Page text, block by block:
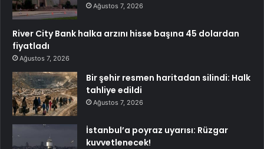
Ağustos 7, 2026
River City Bank halka arzını hisse başına 45 dolardan
fiyatladı
Ağustos 7, 2026
Bir şehir resmen haritadan silindi: Halk
tahliye edildi
Ağustos 7, 2026
İstanbul’a poyraz uyarısı: Rüzgar
kuvvetlenecek!